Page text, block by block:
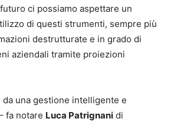
ci possiamo aspettare un
di questi strumenti, sempre più
destrutturate e in grado di
aziendali tramite proiezioni
una gestione intelligente e
fa notare Luca Patrignani di